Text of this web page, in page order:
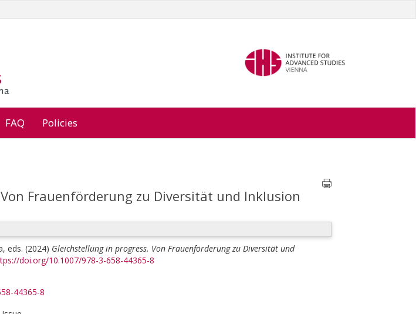
FAQ Policies
Frauenförderung zu Diversität und Inklusion
, eds. (2024) Gleichstellung in progress. Von Frauenförderung zu Diversität und
doi.org/10.1007/978-3-658-44365-8
44365-8